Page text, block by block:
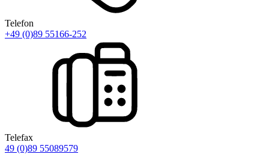
Telefon
+49 (0)89 55166-252
Telefax
49 (0)89 55089579